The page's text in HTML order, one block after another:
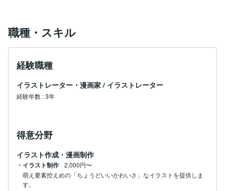
職種・スキル
経験職種
イラストレーター・漫画家 / イラストレーター
経験年数 :3年
得意分野
イラスト作成・漫画制作
・イラスト制作
2,000円〜
萌え要素控えめの「ちょうどいいかわいさ」なイラストを提供しま
す。